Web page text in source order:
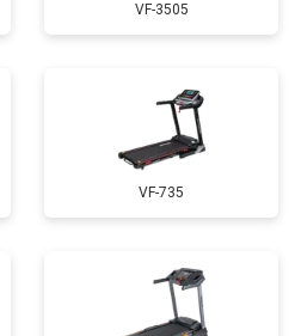
VF-3505
VF-735